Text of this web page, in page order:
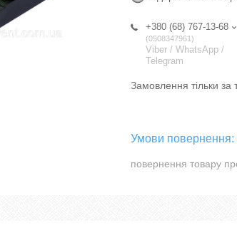
+380 (68) 767-13-68
0508347961
Viber / WhatsApp /
Telegram
Замовлення тільки
повернення товару